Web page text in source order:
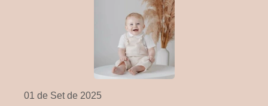
01 de Set de 2025